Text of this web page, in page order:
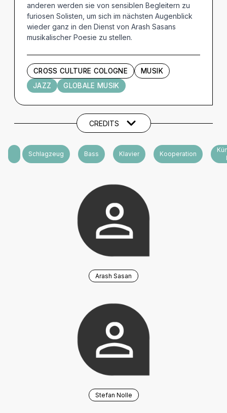
anderen werden sie von sensiblen Begleitern zu
furiosen Solisten, um sich im nächsten Augenblick
wieder ganz in den Dienst von Arash Sasans
musikalischer Poesie zu stellen.
CROSS CULTURE COLOGNE
MUSIK
JAZZ
GLOBALE MUSIK
Künstler und Beteiligte
CREDITS
GitarreSchlagzeug Bass Klavier Kooperation
Arash Sasan
Stefan Nolle